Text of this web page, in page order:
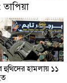
তাপিয়া
হামলায় ১১